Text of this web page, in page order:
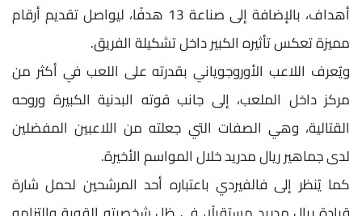
أهداف، بالإضافة إلى صناعة 13 هدفًا، ليواصل تقديم أرقام
مميزة تعكس تأثيره الكبير داخل تشكيلة الفريق.
ويُعرف اللاعب الأوروجوياني بقدرته على اللعب في أكثر من
مركز داخل الملعب، إلى جانب قوته البدنية الكبيرة وروحه
القتالية، وهي الصفات التي جعلته من اللاعبين المفضلين
لدى جماهير ريال مدريد خلال المواسم الأخيرة.
كما يُنظر إلى فالفيردي باعتباره أحد المرشحين لحمل شارة